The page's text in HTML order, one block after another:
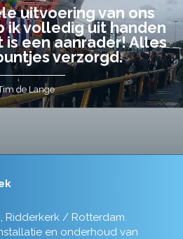
uitvoering van ons
ik volledig uit handen
een aanrader! Alles
verzorgd.
de Lange
Ridderkerk / Rotterdam.
en onderhoud van